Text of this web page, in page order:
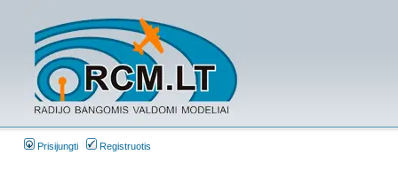
Prisijungti Registruotis